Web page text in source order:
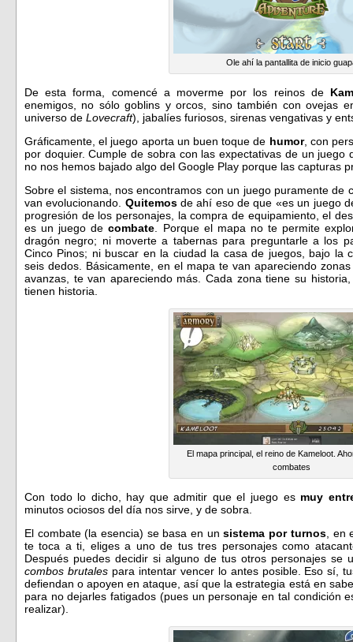
Ole ahí la pantallita de inicio
De esta forma, comencé a moverme por los reinos de
enemigos, no sólo goblins y orcos, sino también con ovejas
universo de Lovecraft), jabalíes furiosos, sirenas vengativas y
Gráficamente, el juego aporta un buen toque de humor, con
por doquier. Cumple de sobra con las expectativas de un
no nos hemos bajado algo del Google Play porque las capturas
Sobre el sistema, nos encontramos con un juego puramente de
van evolucionando. Quitemosde ahí eso de que «es un juego
progresión de los personajes, la compra de equipamiento, el
es un juego decombate . Porque el mapa no te permite
dragón negro; ni moverte a tabernas para preguntarle a los
Cinco Pinos; ni buscar en la ciudad la casa de juegos, bajo la
seis dedos. Básicamente, en el mapa te van apareciendo
avanzas, te van apareciendo más. Cada zona tiene su
tienen historia.
El mapa principal, el reino de Kameloot.
combates
Con todo lo dicho, hay que admitir que el juego es muy
minutos ociosos del día nos sirve, y de sobra.
El combate (la esencia) se basa en unsistema por turnos, en
te toca a ti, eliges a uno de tus tres personajes como
Después puedes decidir si alguno de tus otros personajes se
combos brutalespara intentar vencer lo antes posible. Eso sí,
defiendan o apoyen en ataque, así que la estrategia está en
para no dejarles fatigados (pues un personaje en tal condición
realizar).